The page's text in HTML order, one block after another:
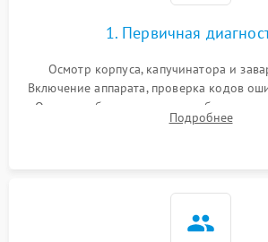
1. Первичная
Осмотр корпуса, капучинатора и
Включение аппарата, проверка кодов
Оценка работы помпы, термоблока и
Измерение температуры и давления
Подробнее